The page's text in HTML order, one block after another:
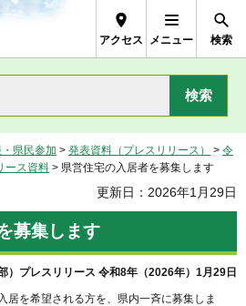
Prefecture
アクセス メニュー 検索
・県民参加 > 発表資料（プレスリリース） > 令
ース資料 > 県営住宅の入居者を募集します
更新日：2026年1月29日
募集します
）プレスリリース 令和8年（2026年）1月29日
居を希望される方を、県内一斉に募集しま